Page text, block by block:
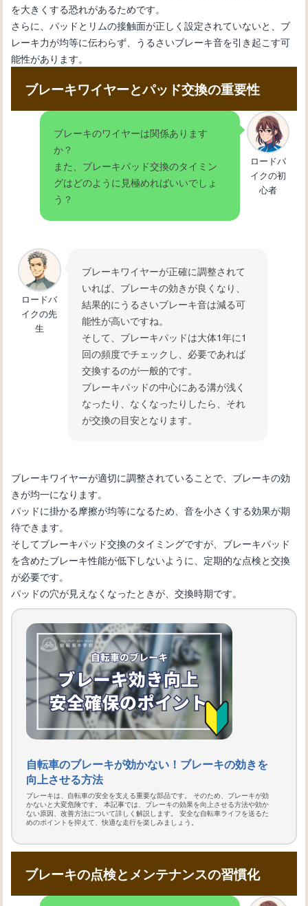
を大きくする恐れがあるためです。
さらに、パッドとリムの接触面が正しく設定されていないと、ブ
レーキ力が均等に伝わらず、うるさいブレーキ音を引き起こす可
能性があります。
ブレーキワイヤーとパッド交換の重要性
ブレーキのワイヤーは関係あります
か？
また、ブレーキパッド交換のタイミン
グはどのように見極めればいいでしょ
う？
ロードバ
イクの初
心者
ロードバ
イクの先
生
ブレーキワイヤーが正確に調整されて
いれば、ブレーキの効きが良くなり、
結果的にうるさいブレーキ音は減る可
能性が高いですね。
そして、ブレーキパッドは大体1年に1
回の頻度でチェックし、必要であれば
交換するのが一般的です。
ブレーキパッドの中心にある溝が浅く
なったり、なくなったりしたら、それ
が交換の目安となります。
ブレーキワイヤーが適切に調整されていることで、ブレーキの効
きが均一になります。
パッドに掛かる摩擦が均等になるため、音を小さくする効果が期
待できます。
そしてブレーキパッド交換のタイミングですが、ブレーキパッド
を含めたブレーキ性能が低下しないように、定期的な点検と交換
が必要です。
パッドの穴が見えなくなったときが、交換時期です。
自転車のブレーキが効かない！ブレーキの効きを
向上させる方法
ブレーキは、自転車の安全を支える重要な部品です。 そのため、ブレーキが効
かないと大変危険です。 本記事では、ブレーキの効果を向上させる方法や効か
ない原因、改善方法について詳しく解説します。 安全な自転車ライフを送るた
めのポイントを抑えて、快適な走行を楽しみましょう。
ブレーキの点検とメンテナンスの習慣化